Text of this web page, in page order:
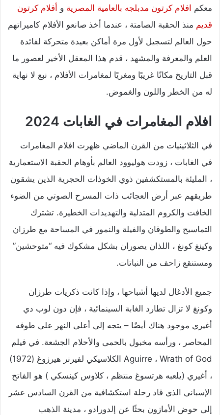
معكم افلام كرتون مدبلجه بالعامية المصرية و أفلام كرتون
قديم منذ الحقبة الصامتة ، عندما أخذ صانعو الأفلام كاميراتهم
حول العالم لتسجيل لأول مرة أماكن بعيدة متحركة لفائدة
العلم والمعرفة والمشهد ، قدم هذا المعقل الأخير لعصور ما
قبل التاريخ مكانًا غريبًا ومغريًا لمغامرات الأفلام ، نبع لا نهاية
له من الخطر واللون والغموض.
افلام المغامرات في الغابات 2024
في الثلاثينيات من القرن الماضي ظهرت افلام المغامرات
في الغابات ، زودت هوليوود العالم بأوهام الحقبة الاستعمارية
، المليئة بالمستكشفين ذوي الخوذات الحجرية الذين يشقون
طريقهم عبر أرض العجائب ذات المسرح الصوتي من الضوء
الخافت والكروم المتدلية والتهديدات الخطيرة. تشترك
التماسيح والطوقان والفيلة والنمور في المساحة مع طرزان
وكينغ كونغ ، اللذان يصوران بشكل مشكوك فيه “متوحشين”
ومستنقع زاحف من النباتات.
جميع الأدغال لديها أشباحها ، وإذا كانت ذكريات طرزان
وكونغ لا تزال تطارد الغابة السينمائية ، فإن دون لوب دي
أغيري موجود هناك أيضًا – يتجه إلى أعلى النهر على طوفه
المحاصر ، ورأسه مخبول بالحمى والأحلام الجشعة. في فيلم
Aguirre ، Wrath of God الكلاسيكي لفيرنر هيرزوغ (1972)
، أغيري (يلعبه هرتسوغ منتظم ، كلاوس كينسكي ) هو الفاتح
الإسباني الذي قاد رحلة استكشافية من القرن السادس عشر
إلى حوض الأمازون بحثًا عن إلدورادو ، مدينة الذهب